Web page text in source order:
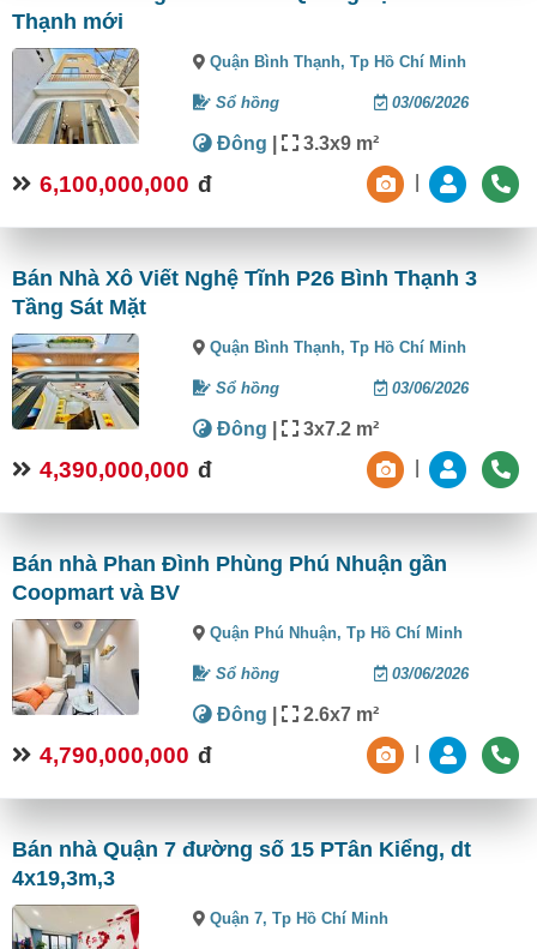
Thạnh mới
Quận Bình Thạnh,Tp Hồ Chí Minh
Sổ hồng 03/06/2026
Đông | 3.3x9 m²
6,100,000,000 đ
Bán Nhà Xô Viết Nghệ Tĩnh P26 Bình Thạnh 3
Tầng Sát Mặt
Quận Bình Thạnh,Tp Hồ Chí Minh
Sổ hồng 03/06/2026
Đông | 3x7.2 m²
4,390,000,000 đ
Bán nhà Phan Đình Phùng Phú Nhuận gần
Coopmart và BV
Quận Phú Nhuận,Tp Hồ Chí Minh
Sổ hồng 03/06/2026
Đông | 2.6x7 m²
4,790,000,000 đ
Bán nhà Quận 7 đường số 15 PTân Kiểng, dt
4x19,3m,3
Quận 7,Tp Hồ Chí Minh